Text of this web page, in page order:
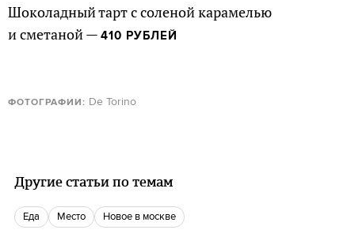
Шоколадный тарт с соленой карамелью
и сметаной — 410 РУБЛЕЙ
ФОТОГРАФИИ: De Torino
Другие статьи по темам
еда место новое в москве